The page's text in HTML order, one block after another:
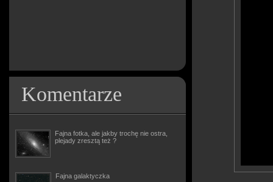
Komentarze
Fajna fotka, ale jakby trochę nie ostra,
plejady zresztą też ?
Fajna galaktyczka